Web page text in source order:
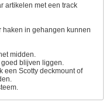
artikelen met een track
haken in gehangen kunnen
midden.
blijven liggen.
een Scotty deckmount of